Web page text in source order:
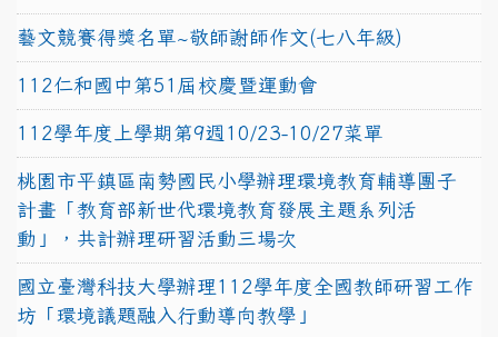
藝文競賽得獎名單~敬師謝師作文(七八年級)
112仁和國中第51屆校慶暨運動會
112學年度上學期第9週10/23-10/27菜單
桃園市平鎮區南勢國民小學辦理環境教育輔導團子
計畫「教育部新世代環境教育發展主題系列活
動」，共計辦理研習活動三場次
國立臺灣科技大學辦理112學年度全國教師研習工作
坊「環境議題融入行動導向教學」